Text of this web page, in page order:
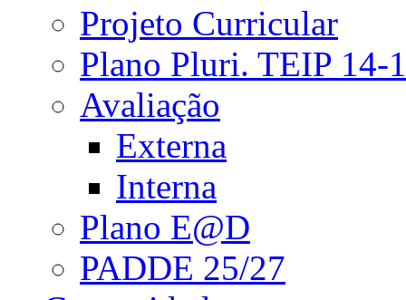
Projeto Curricular
Plano Pluri. TEIP 14-
Avaliação
Externa
Interna
Plano E@D
PADDE 25/27